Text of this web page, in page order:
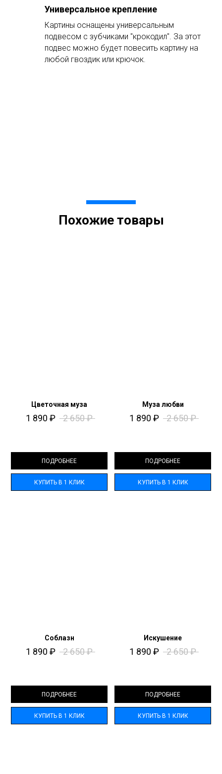
Универсальное крепление
Картины оснащены универсальным
подвесом с зубчиками "крокодил". За этот
подвес можно будет повесить картину на
любой гвоздик или крючок.
Похожие товары
Цветочная муза
1 890 ₽ 2 650₽
ПОДРОБНЕЕ
КУПИТЬ В 1 КЛИК
Муза любви
1 890 ₽ 2 650₽
ПОДРОБНЕЕ
КУПИТЬ В 1 КЛИК
Соблазн
1 890 ₽ 2 650₽
ПОДРОБНЕЕ
КУПИТЬ В 1 КЛИК
Искушение
1 890 ₽ 2 650₽
ПОДРОБНЕЕ
КУПИТЬ В 1 КЛИК